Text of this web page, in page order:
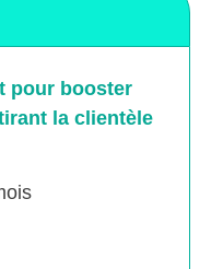
pour booster
la clientèle